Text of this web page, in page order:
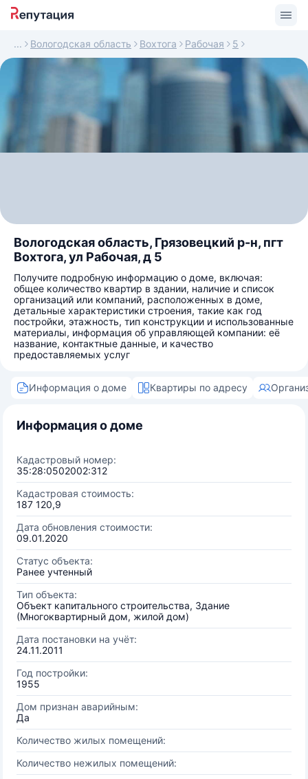
Вологодская область Вохтога Рабочая 5
Вологодская область, Грязовецкий р-н, пгт
Вохтога, ул Рабочая, д 5
Получите подробную информацию о доме, включая:
общее количество квартир в здании, наличие и список
организаций или компаний, расположенных в доме,
детальные характеристики строения, такие как год
постройки, этажность, тип конструкции и использованные
материалы, информация об управляющей компании: её
название, контактные данные, и качество
предоставляемых услуг
Информация о доме Квартиры по адресу
Информация о доме
Кадастровый номер:
35:28:0502002:312
Кадастровая стоимость:
187 120,9
Дата обновления стоимости:
09.01.2020
Статус объекта:
Ранее учтенный
Тип объекта:
Объект капитального строительства, Здание
(Многоквартирный дом, жилой дом)
Дата постановки на учёт:
24.11.2011
Год постройки:
1955
Дом признан аварийным:
Да
Количество жилых помещений:
Количество нежилых помещений: